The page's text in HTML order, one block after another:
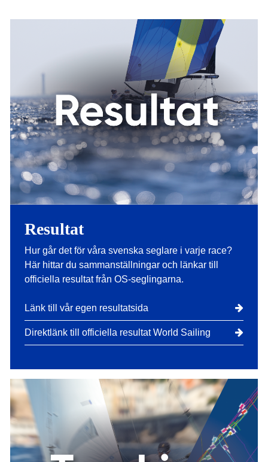
Resultat
Hur går det för våra svenska seglare i varje race?
Här hittar du sammanställningar och länkar till
officiella resultat från OS-seglingarna.
Länk till vår egen resultatsida
Direktlänk till officiella resultat World Sailing